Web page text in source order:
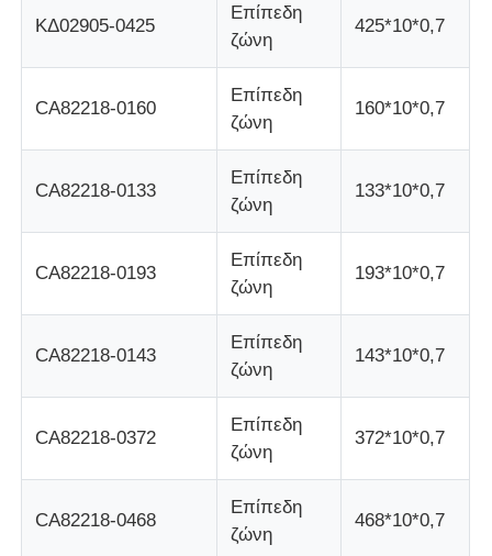
Ζητήστε ένα απόσπασμα
Ανταλλακτικά NCR ATM
Ανταλλακτικά Wincor ATM
Τμήματα Fujitsu ATM
ΚΔ02905-0425
Επίπεδη
ζώνη
425*10*0,7
CA82218-0160
Επίπεδη
ζώνη
160*10*0,7
CA82218-0133
Επίπεδη
ζώνη
133*10*0,7
CA82218-0193
Επίπεδη
ζώνη
193*10*0,7
CA82218-0143
Επίπεδη
ζώνη
143*10*0,7
CA82218-0372
Επίπεδη
ζώνη
372*10*0,7
CA82218-0468
Επίπεδη
ζώνη
468*10*0,7